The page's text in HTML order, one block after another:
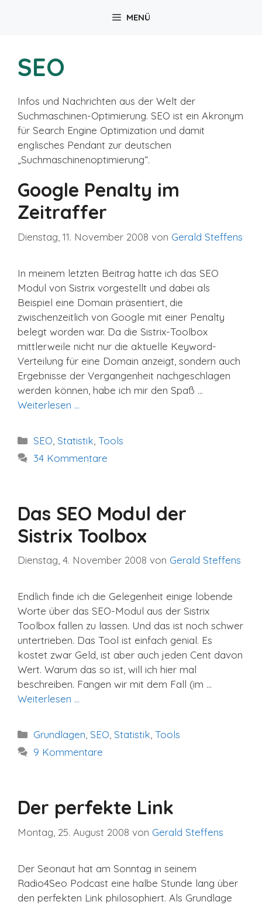
MENÜ
SEO
Infos und Nachrichten aus der Welt der
Suchmaschinen-Optimierung. SEO ist ein Akronym
für Search Engine Optimization und damit
englisches Pendant zur deutschen
„Suchmaschinenoptimierung“.
Google Penalty im
Zeitraffer
Dienstag, 11. November 2008 von Gerald Steffens
In meinem letzten Beitrag hatte ich das SEO
Modul von Sistrix vorgestellt und dabei als
Beispiel eine Domain präsentiert, die
zwischenzeitlich von Google mit einer Penalty
belegt worden war. Da die Sistrix-Toolbox
mittlerweile nicht nur die aktuelle Keyword-
Verteilung für eine Domain anzeigt, sondern auch
Ergebnisse der Vergangenheit nachgeschlagen
werden können, habe ich mir den Spaß …
Weiterlesen …
Kategorien
SEO Statistik ,Tools
34 Kommentare
Das SEO Modul der
Sistrix Toolbox
Dienstag, 4. November 2008 von Gerald Steffens
Endlich finde ich die Gelegenheit einige lobende
Worte über das SEO-Modul aus der Sistrix
Toolbox fallen zu lassen. Und das ist noch schwer
untertrieben. Das Tool ist einfach genial. Es
kostet zwar Geld, ist aber auch jeden Cent davon
Wert. Warum das so ist, will ich hier mal
beschreiben. Fangen wir mit dem Fall (im …
Weiterlesen …
Kategorien
Grundlagen SEO Statistik ,Tools
9 Kommentare
Der perfekte Link
Montag, 25. August 2008 von Gerald Steffens
Der Seonaut hat am Sonntag in seinem
Radio4Seo Podcast eine halbe Stunde lang über
den perfekten Link philosophiert. Als Grundlage